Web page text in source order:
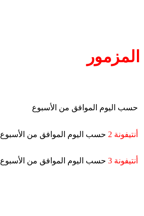
المزمور
حسب اليوم الموافق من الأسبوع
أنتيفونة 2 حسب اليوم الموافق من الأسبوع
أنتيفونة 3 حسب اليوم الموافق من الأسبوع